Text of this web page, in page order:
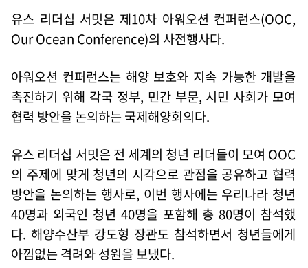
유스 리더십 서밋은 제10차 아워오션 컨퍼런스(OOC,
Our Ocean Conference)의 사전행사다.
아워오션 컨퍼런스는 해양 보호와 지속 가능한 개발을
촉진하기 위해 각국 정부, 민간 부문, 시민 사회가 모여
협력 방안을 논의하는 국제해양회의다.
유스 리더십 서밋은 전 세계의 청년 리더들이 모여 OOC
의 주제에 맞게 청년의 시각으로 관점을 공유하고 협력
방안을 논의하는 행사로, 이번 행사에는 우리나라 청년
40명과 외국인 청년 40명을 포함해 총 80명이 참석했
다. 해양수산부 강도형 장관도 참석하면서 청년들에게
아낌없는 격려와 성원을 보냈다.